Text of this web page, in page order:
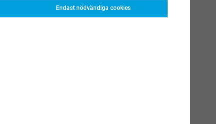
Endast nödvändiga cookies